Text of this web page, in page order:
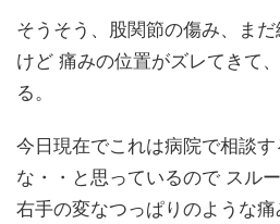
そうそう、股関節の傷み、まだ
けど 痛みの位置がズレてきて
る。
今日現在でこれは病院で相談
な・・と思っているので スルー
右手の変なつっぱりのような